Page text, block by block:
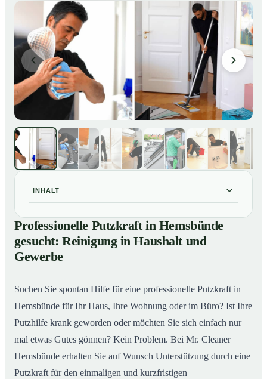
INHALT
01 Professionelle Putzkraft in Hemsbünde gesucht:
Reinigung in Haushalt und Gewerbe
So einfach buchen Sie eine Putzkraft in Hemsbünde
Professionelle Putzkraft in Hemsbünde
gesucht: Reinigung in Haushalt und
Gewerbe
Suchen Sie spontan Hilfe für eine professionelle Putzkraft in
Hemsbünde für Ihr Haus, Ihre Wohnung oder im Büro? Ist Ihre
Putzhilfe krank geworden oder möchten Sie sich einfach nur
mal etwas Gutes gönnen? Kein Problem. Bei Mr. Cleaner
Hemsbünde erhalten Sie auf Wunsch Unterstützung durch eine
Putzkraft für den einmaligen und kurzfristigen